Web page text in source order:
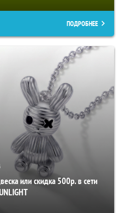
ПОДРОБНЕЕ
или скидка 500р. в сети